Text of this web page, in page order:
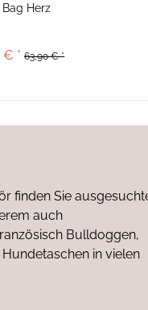
Herz
€ * 63,90 € *
finden Sie
auch
Bulldoggen,
in vielen